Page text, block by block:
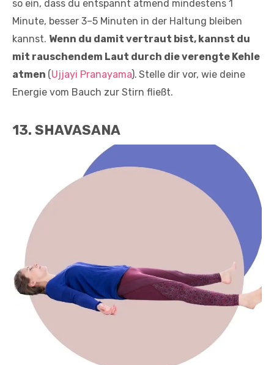
so ein, dass du entspannt atmend mindestens 1
Minute, besser 3–5 Minuten in der Haltung bleiben
kannst. Wenn du damit vertraut bist, kannst du
mit rauschendem Laut durch die verengte Kehle
atmen (Ujjayi Pranayama). Stelle dir vor, wie deine
Energie vom Bauch zur Stirn fließt.
13. SHAVASANA